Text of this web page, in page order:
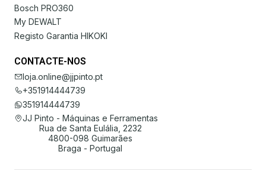
Bosch PRO360
My DEWALT
Registo Garantia HIKOKI
CONTACTE-NOS
loja.online@jjpinto.pt
+351914444739
351914444739
JJ Pinto - Máquinas e Ferramentas
Rua de Santa Eulália, 2232
4800-098 Guimarães
Braga - Portugal